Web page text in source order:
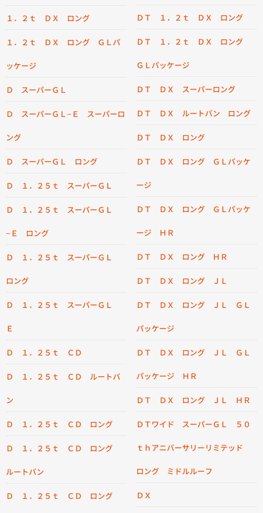
１．２ｔ ＤＸ ロング
１．２ｔ ＤＸ ロング ＧＬパ
ッケージ
Ｄ スーパーＧＬ
Ｄ スーパーＧＬ−Ｅ スーパーロ
ング
Ｄ スーパーＧＬ ロング
Ｄ １．２５ｔ スーパーＧＬ
Ｄ １．２５ｔ スーパーＧＬ
−Ｅ ロング
Ｄ １．２５ｔ スーパーＧＬ
ロング
Ｄ １．２５ｔ スーパーＧＬ
Ｅ
Ｄ １．２５ｔ ＣＤ
Ｄ １．２５ｔ ＣＤ ルートバ
ン
Ｄ １．２５ｔ ＣＤ ロング
Ｄ １．２５ｔ ＣＤ ロング
ルートバン
Ｄ １．２５ｔ ＣＤ ロング
ＤＴ １．２ｔ ＤＸ ロング
ＤＴ １．２ｔ ＤＸ ロング
ＧＬパッケージ
ＤＴ ＤＸ スーパーロング
ＤＴ ＤＸ ルートバン ロング
ＤＴ ＤＸ ロング
ＤＴ ＤＸ ロング ＧＬパッケ
ージ
ＤＴ ＤＸ ロング ＧＬパッケ
ージ ＨＲ
ＤＴ ＤＸ ロング ＨＲ
ＤＴ ＤＸ ロング ＪＬ
ＤＴ ＤＸ ロング ＪＬ ＧＬ
パッケージ
ＤＴ ＤＸ ロング ＪＬ ＧＬ
パッケージ ＨＲ
ＤＴ ＤＸ ロング ＪＬ ＨＲ
ＤＴワイド スーパーＧＬ ５０
ｔｈアニバーサリーリミテッド
ロング ミドルルーフ
ＤＸ